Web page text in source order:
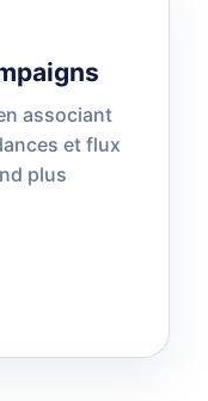
associant
et flux
plus